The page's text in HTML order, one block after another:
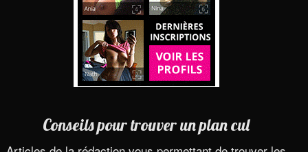
Conseils pour trouver un plan cul